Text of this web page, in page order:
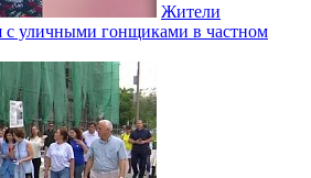
Жители
с уличными гонщиками в частном